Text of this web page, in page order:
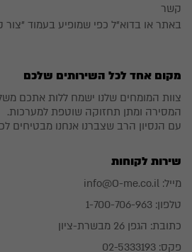
קשר
באתר או בדוא"ל כפי שמופיע בעמוד "צור
מקום אחד לכל השירותים שלכם
צוות המומחים שלנו ישמח ללות אתכם
המסירה ומתן תחזוקה שוטפת למערכות.
עם הנסיון הרב שצברנו אנחנו מבטיחים
שירות לקוחות
מייל: info@O-me.co.il
טלפון: 1-700-706-963
כתובת: הגפן 26 מבשרת-ציון
פקס: 02-5333193